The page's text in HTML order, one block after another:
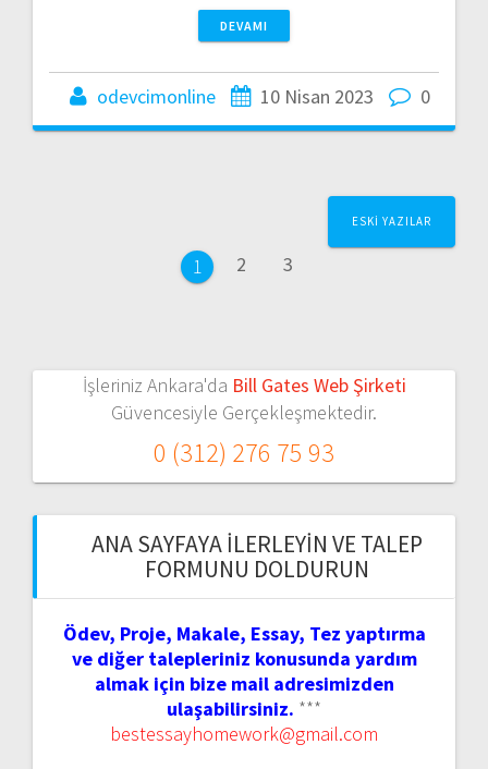
DEVAMI
odevcimonline 10 Nisan 2023 0
dolaşımı Sayfa
1 Sayfa
2 Sayfa
3
ESKI YAZILAR
İşleriniz Ankara'da Bill Gates Web Şirketi
Güvencesiyle Gerçekleşmektedir.
0 (312) 276 75 93
ANA SAYFAYA İLERLEYIN VE TALEP
FORMUNU DOLDURUN
Ödev, Proje, Makale, Essay, Tez yaptırma
ve diğer talepleriniz konusunda yardım
almak için bize mail adresimizden
ulaşabilirsiniz. ***
bestessayhomework@gmail.com